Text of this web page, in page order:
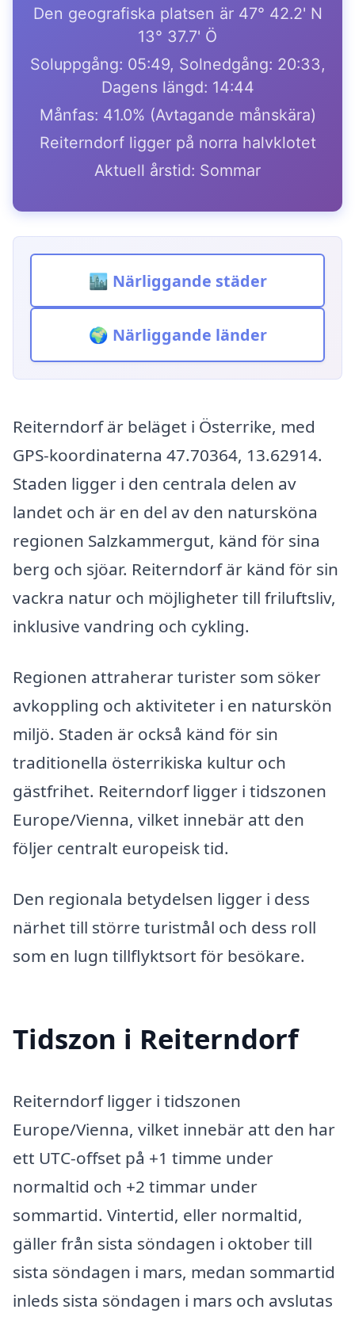
Den geografiska platsen är 47° 42.2' N
13° 37.7' Ö
Soluppgång: 05:49, Solnedgång: 20:33,
Dagens längd: 14:44
Månfas: 41.0% (Avtagande månskära)
Reiterndorf ligger på norra halvklotet
Aktuell årstid: Sommar
🏙️ Närliggande städer
🌍 Närliggande länder
Reiterndorf är beläget i Österrike, med
GPS-koordinaterna 47.70364, 13.62914.
Staden ligger i den centrala delen av
landet och är en del av den natursköna
regionen Salzkammergut, känd för sina
berg och sjöar. Reiterndorf är känd för sin
vackra natur och möjligheter till friluftsliv,
inklusive vandring och cykling.
Regionen attraherar turister som söker
avkoppling och aktiviteter i en naturskön
miljö. Staden är också känd för sin
traditionella österrikiska kultur och
gästfrihet. Reiterndorf ligger i tidszonen
Europe/Vienna, vilket innebär att den
följer centralt europeisk tid.
Den regionala betydelsen ligger i dess
närhet till större turistmål och dess roll
som en lugn tillflyktsort för besökare.
Tidszon i Reiterndorf
Reiterndorf ligger i tidszonen
Europe/Vienna, vilket innebär att den har
ett UTC-offset på +1 timme under
normaltid och +2 timmar under
sommartid. Vintertid, eller normaltid,
gäller från sista söndagen i oktober till
sista söndagen i mars, medan sommartid
inleds sista söndagen i mars och avslutas